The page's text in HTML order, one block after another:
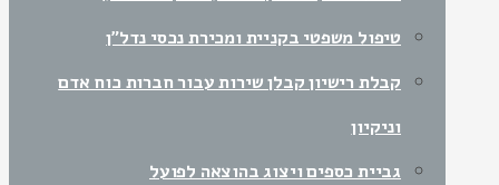
טיפול משפטי בקניית ומכירת נכסי נדל"ן
קבלת רישיון קבלן שירות עבור חברות כוח אדם
וניקיון
גביית כספים ויצוג בהוצאה לפועל